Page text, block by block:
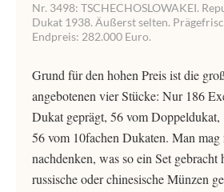
Nr. 3498: TSCHECHOSLOWAKEI.
Dukat 1938. Äußerst selten.
Endpreis: 282.000 Euro.
Grund für den hohen Preis ist die
angebotenen vier Stücke: Nur 186
Dukat geprägt, 56 vom
56 vom 10fachen Dukaten. Man mag
nachdenken, was so ein Set gebracht
russische oder chinesische Münzen